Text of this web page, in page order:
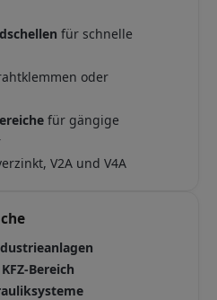
für schnelle
oder
für gängige
V2A und V4A
Bereich